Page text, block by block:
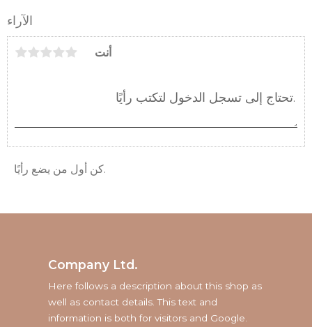
الآراء
أنت
كن أول من يضع رأيًا.
Company Ltd.
Here follows a description about this shop as
well as contact details. This text and
information is both for visitors and Google.